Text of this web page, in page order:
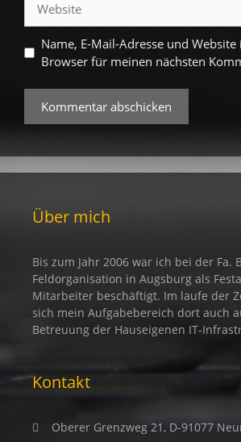
Name, E-Mail-Adresse und Website
Browser für meinen nächsten
Über mich
Bis zum Jahr 2006 war ich bei der Fa.
Feldorganisation in Augsburg als
Mitarbeiter beschäftigt. Im laufe der
sich mein Aufgabebereich dort auch
Betreuung der Hauseigenen IT-
Kontakt
Oberer Grenzweg 21, D-91077